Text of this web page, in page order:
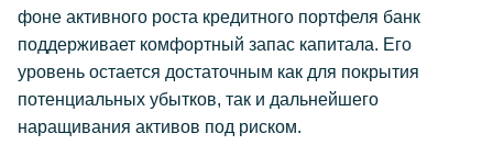
фоне активного роста кредитного портфеля банк
поддерживает комфортный запас капитала. Его
уровень остается достаточным как для покрытия
потенциальных убытков, так и дальнейшего
наращивания активов под риском.